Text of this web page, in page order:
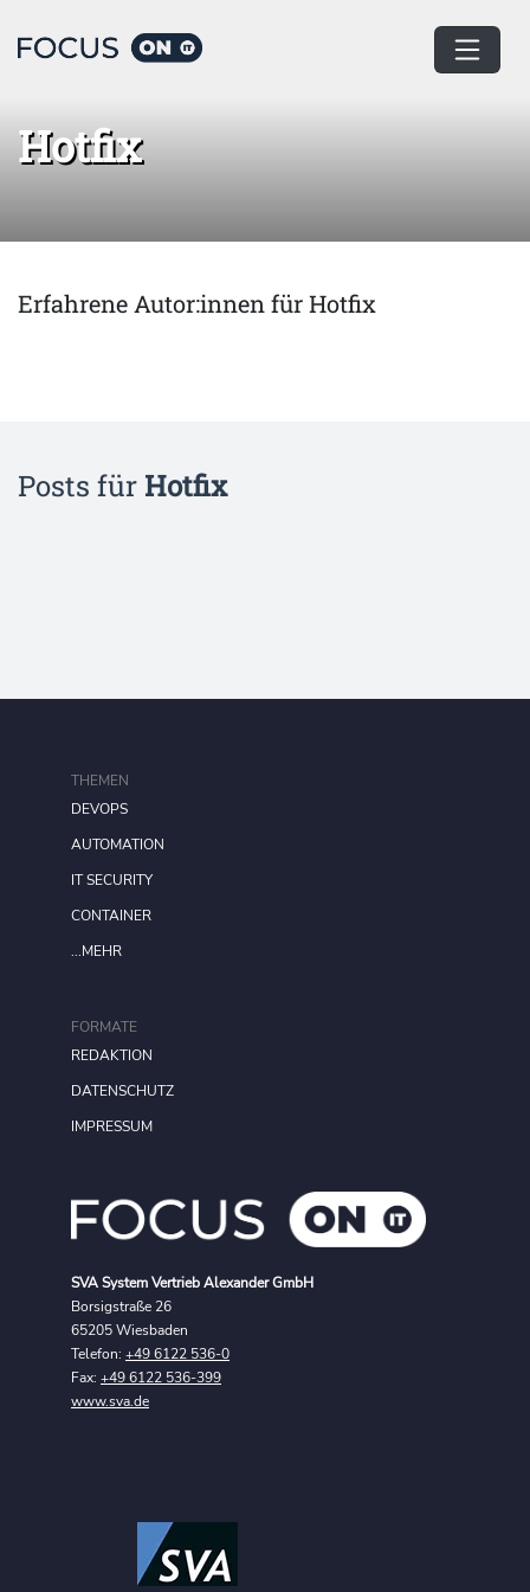
Home Hotfix
Hotfix
Erfahrene Autor:innen für Hotfix
Posts für Hotfix
SVA System Vertrieb Alexander GmbH
Borsigstraße 26
65205 Wiesbaden
Telefon: +49 6122 536-0
Fax: +49 6122 536-399
www.sva.de
FORMATE
REDAKTION
DATENSCHUTZ
IMPRESSUM
THEMEN
DEVOPS
AUTOMATION
IT SECURITY
CONTAINER
...MEHR